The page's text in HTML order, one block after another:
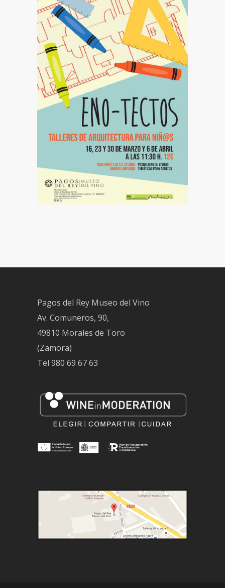
Pagos del Rey Museo del Vino
Av. Comuneros, 90,
49810 Morales de Toro
(Zamora)
Tel 980 69 67 63